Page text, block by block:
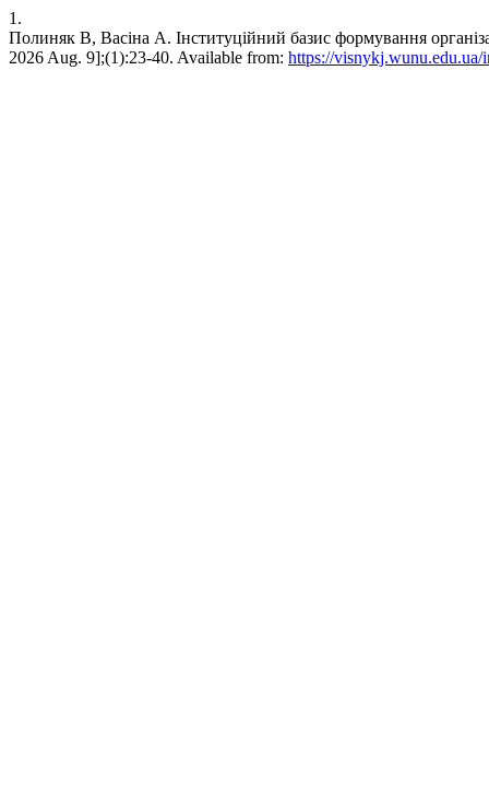
1.
Полиняк В, Васіна А. Інституційний базис формування
2026 Aug. 9];(1):23-40. Available from: https://